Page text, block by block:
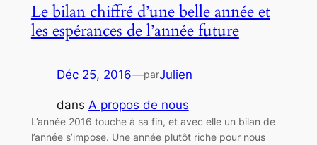
Le bilan chiffré d’une belle année et
les espérances de l’année future
Déc 25, 2016—parJulien
dans A propos de nous
L’année 2016 touche à sa fin, et avec elle un bilan de
l’année s’impose. Une année plutôt riche pour nous